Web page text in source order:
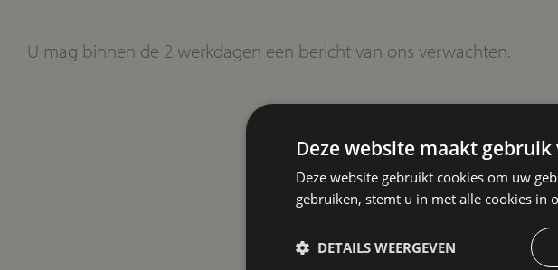
U mag binnen de 2 werkdagen een bericht van ons verwachten.
Deze website maakt gebruik
Deze website gebruikt cookies om uw
gebruiken, stemt u in met alle cookies in
DETAILS WEERGEVEN